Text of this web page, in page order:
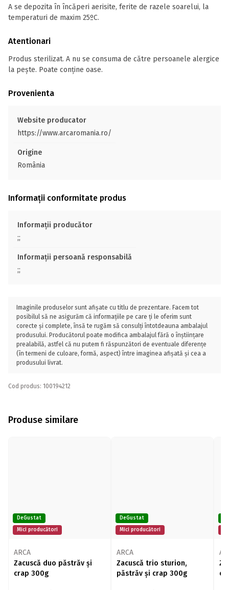
A se depozita în încăperi aerisite, ferite de razele soarelui, la
temperaturi de maxim 25ºC.
Atentionari
Produs sterilizat. A nu se consuma de către persoanele alergice
la pește. Poate conține oase.
Provenienta
Website producator
https://www.arcaromania.ro/
Origine
România
Informații conformitate produs
Informații producător
;;
Informații persoană responsabilă
;;
Imaginile produselor sunt afișate cu titlu de prezentare. Facem tot
posibilul să ne asigurăm că informațiile pe care ți le oferim sunt
corecte și complete, însă te rugăm să consulți întotdeauna ambalajul
produsului. Producătorul poate modifica ambalajul fără o înștiințare
prealabilă, astfel că nu putem fi răspunzători de eventuale diferențe
(în termeni de culoare, formă, aspect) între imaginea afișată și cea a
produsului livrat.
Cod produs: 100194212
Produse similare
DeGustat
Mici producători
ARCA
Zacuscă duo păstrăv și
crap 300g
DeGustat
Mici producători
ARCA
Zacuscă trio sturion,
păstrăv și crap 300g